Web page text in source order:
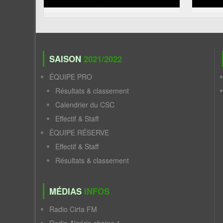
SAISON 2021/2022
ÉQUIPE PRO
Résultats & classement
Calendrier du CSC
Effectif & Staff
ÉQUIPE RÉSERVE
Effectif & Staff
Résultats & classement
MÉDIAS INFOS
Radio Cirta FM